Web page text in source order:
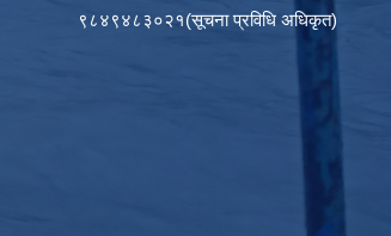
९८४९४८३०२१(सूचना प्रविधि अधिकृत)